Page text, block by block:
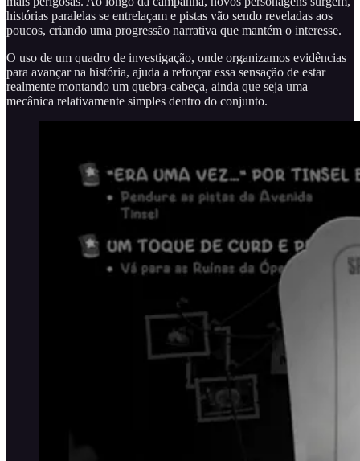
histórias paralelas se entrelaçam e pistas vão sendo reveladas aos
poucos, criando uma progressão narrativa que mantém o interesse.
O uso de um quadro de investigação, onde organizamos evidências
para avançar na história, ajuda a reforçar essa sensação de estar
realmente montando um quebra-cabeça, ainda que seja uma
mecânica relativamente simples dentro do conjunto.